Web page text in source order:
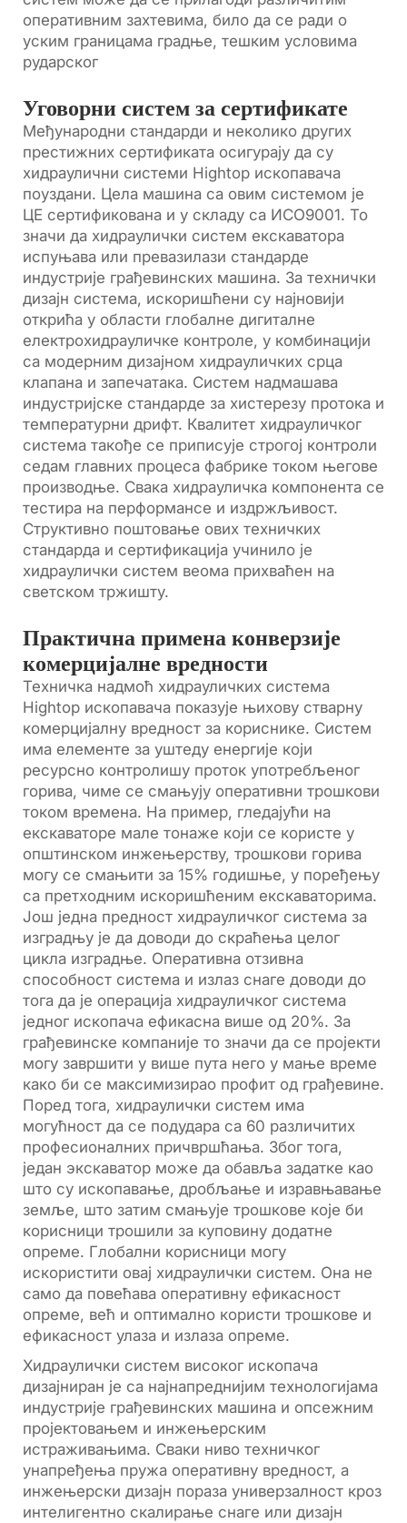
оперативним захтевима, било да се ради о
уским границама градње, тешким условима
рударског
Уговорни систем за сертификате
Међународни стандарди и неколико других
престижних сертификата осигурају да су
хидраулични системи Hightop ископавача
поуздани. Цела машина са овим системом је
ЦЕ сертификована и у складу са ИСО9001. То
значи да хидраулички систем екскаватора
испуњава или превазилази стандарде
индустрије грађевинских машина. За технички
дизајн система, искоришћени су најновији
открића у области глобалне дигиталне
електрохидрауличке контроле, у комбинацији
са модерним дизајном хидрауличких срца
клапана и запечатака. Систем надмашава
индустријске стандарде за хистерезу протока и
температурни дрифт. Квалитет хидрауличког
система такође се приписује строгој контроли
седам главних процеса фабрике током његове
производње. Свака хидрауличка компонента се
тестира на перформансе и издржљивост.
Структивно поштовање ових техничких
стандарда и сертификација учинило је
хидраулички систем веома прихваћен на
светском тржишту.
Практична примена конверзије
комерцијалне вредности
Техничка надмоћ хидрауличких система
Hightop ископавача показује њихову стварну
комерцијалну вредност за кориснике. Систем
има елементе за уштеду енергије који
ресурсно контролишу проток употребљеног
горива, чиме се смањују оперативни трошкови
током времена. На пример, гледајући на
екскаваторе мале тонаже који се користе у
општинском инжењерству, трошкови горива
могу се смањити за 15% годишње, у поређењу
са претходним искоришћеним екскаваторима.
Још једна предност хидрауличког система за
изградњу је да доводи до скраћења целог
цикла изградње. Оперативна отзивна
способност система и излаз снаге доводи до
тога да је операција хидрауличког система
једног ископача ефикасна више од 20%. За
грађевинске компаније то значи да се пројекти
могу завршити у више пута него у мање време
како би се максимизирао профит од грађевине.
Поред тога, хидраулички систем има
могућност да се подудара са 60 различитих
професионалних причвршћања. Због тога,
један экскаватор може да обавља задатке као
што су ископавање, дробљање и изравњавање
земље, што затим смањује трошкове које би
корисници трошили за куповину додатне
опреме. Глобални корисници могу
искористити овај хидраулички систем. Она не
само да повећава оперативну ефикасност
опреме, већ и оптимално користи трошкове и
ефикасност улаза и излаза опреме.
Хидраулички систем високог ископача
дизајниран је са најнапреднијим технологијама
индустрије грађевинских машина и опсежним
пројектовањем и инжењерским
истраживањима. Сваки ниво техничког
унапређења пружа оперативну вредност, а
инжењерски дизајн пораза универзалност кроз
интелигентно скалирање снаге или дизајн